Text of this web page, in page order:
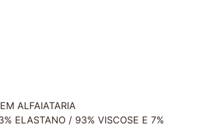
ALFAIATARIA
ELASTANO / 93% VISCOSE E 7%